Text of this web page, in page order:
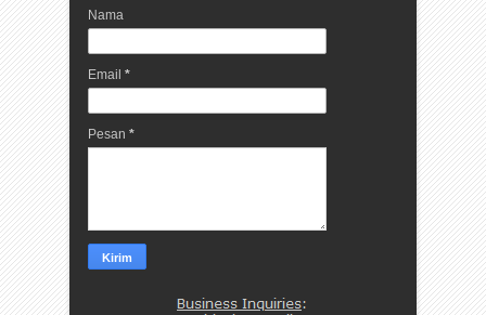
Nama
Email *
Pesan *